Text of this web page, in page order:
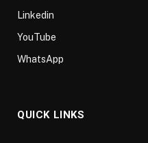
Linkedin
YouTube
WhatsApp
QUICK LINKS